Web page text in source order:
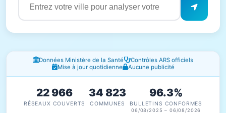
Résultats de qualité de l'eau
Fenêtres d'information
Données Ministère de la Santé
Contrôles ARS officiels
Mise à jour quotidienne
Aucune publicité
22 966
RÉSEAUX COUVERTS
34 823
COMMUNES
96.3%
BULLETINS CONFORMES
06/08/2025 – 06/08/2026